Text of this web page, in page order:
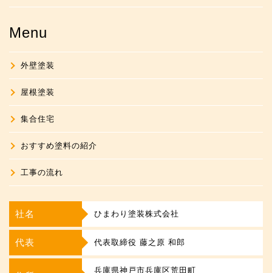
Menu
外壁塗装
屋根塗装
集合住宅
おすすめ塗料の紹介
工事の流れ
社名 ひまわり塗装株式会社
代表 代表取締役 藤之原 和郎
兵庫県神戸市兵庫区荒田町